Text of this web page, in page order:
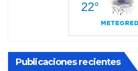
Publicaciones recientes